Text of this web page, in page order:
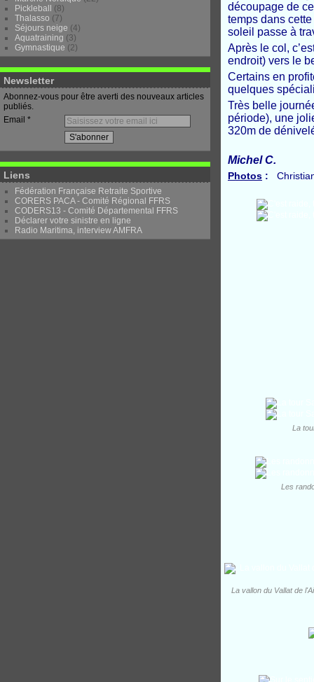
Pickleball
(8)
Thalasso (7)
Séjours neige (4)
Aquatraining (3)
Gymnastique (2)
Newsletter
Abonnez-vous pour être averti des nouveaux articles
publiés.
Email
Liens
Fédération Française Retraite Sportive
CORERS PACA - Comité Régional FFRS
CODERS13 - Comité Départemental FFRS
Déclarer votre sinistre en ligne
Radio Maritima, interview AMFRA
découpage de
temps dans
soleil passe à
Après le col,
endroit) vers le
Certains en
quelques
Très belle
période), une
320m de
Michel C.
Photos :
La
Les
La vallon du Vallat de